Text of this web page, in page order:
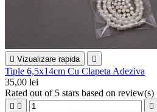
 Vizualizare rapida 
Tiple 6,5x14cm Cu Clapeta Adeziva
35,00 lei
Rated out of 5 stars based on review(s)
  